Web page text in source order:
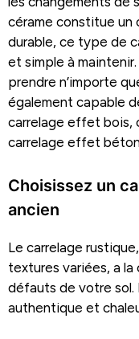
cérame constitue un
durable, ce type de
et simple à
prendre n’importe
également capable
carrelage effet bois,
carrelage effet
Choisissez un
ancien
Le carrelage
textures variées, a
défauts de votre sol.
authentique et